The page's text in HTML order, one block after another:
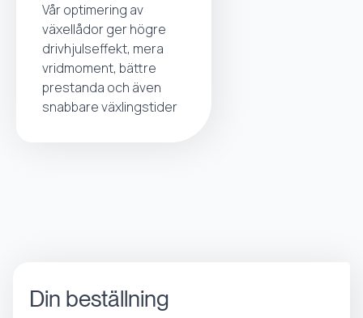
Vår optimering av
växellådor ger högre
drivhjulseffekt, mera
vridmoment, bättre
prestanda och även
snabbare växlingstider
Din beställning